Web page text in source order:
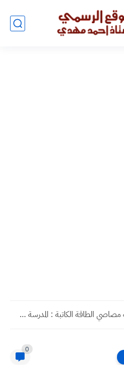
قصة مصاصي الطاقة الكاتبة : المدرسة سوسن لطيف ثانوية المتميزين...
0